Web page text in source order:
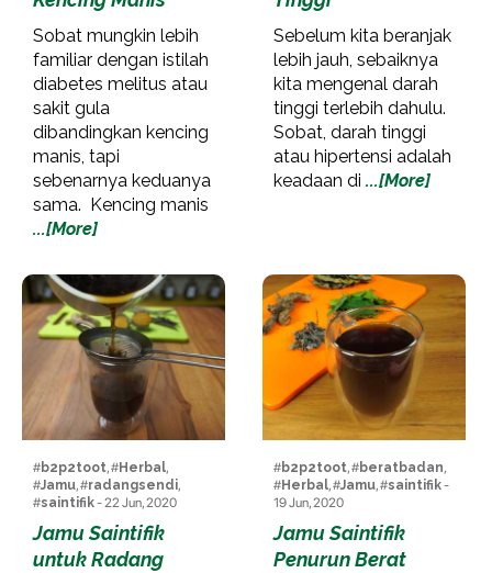
Sobat mungkin lebih
familiar dengan istilah
diabetes melitus atau
sakit gula
dibandingkan kencing
manis, tapi
sebenarnya keduanya
sama. Kencing manis
...[More]
Sebelum kita beranjak
lebih jauh, sebaiknya
kita mengenal darah
tinggi terlebih dahulu.
Sobat, darah tinggi
atau hipertensi adalah
keadaan di ...[More]
#b2p2toot, #Herbal,
#Jamu, #radangsendi,
#saintifik- 22 Jun, 2020
Jamu Saintifik
untuk Radang
#b2p2toot, #beratbadan,
#Herbal, #Jamu, #saintifik-
19 Jun, 2020
Jamu Saintifik
Penurun Berat